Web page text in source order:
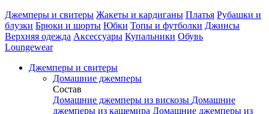
Джемперы и свитеры Жакеты и кардиганы Платья Рубашки и
блузки Брюки и шорты Юбки Топы и футболки Джинсы
Верхняя одежда Аксесcуары Купальники Обувь
Loungewear
Джемперы и свитеры
Домашние джемперы
Состав
Домашние джемперы из вискозы Домашние
джемперы из кашемира Домашние джемперы из